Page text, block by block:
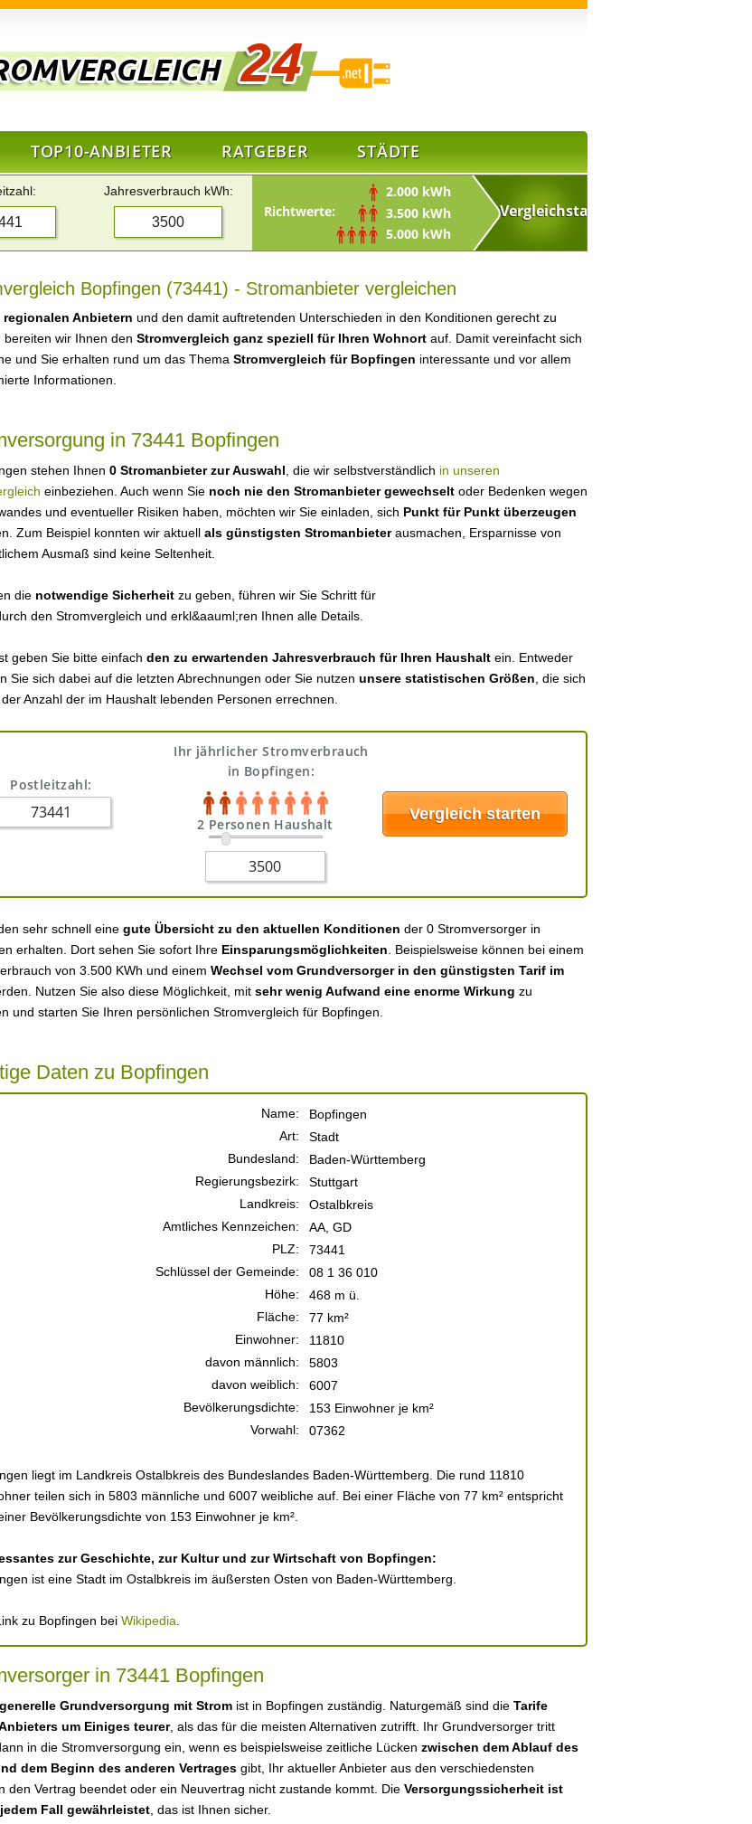
TOP10-ANBIETER RATGEBER STÄDTE
Jahresverbrauch kWh:
Richtwerte:
2.000 kWh
3.500 kWh
5.000 kWh
Bopfingen (73441) - Stromanbieter vergleichen
regionalen Anbietern und den damit auftretenden Unterschieden in den Konditionen gerecht zu
bereiten wir Ihnen den Stromvergleich ganz speziell für Ihren Wohnort auf. Damit vereinfacht sich
und Sie erhalten rund um das Thema Stromvergleich für Bopfingen interessante und vor allem
Informationen.
in 73441 Bopfingen
stehen Ihnen 0 Stromanbieter zur Auswahl , die wir selbstverständlich in unseren
einbeziehen. Auch wenn Sie noch nie den Stromanbieter gewechselt oder Bedenken wegen
und eventueller Risiken haben, möchten wir Sie einladen, sich Punkt für Punkt überzeugen
Zum Beispiel konnten wir aktuell als günstigsten Stromanbieterausmachen, Ersparnisse von
Ausmaß sind keine Seltenheit.
die notwendige Sicherheit zu geben, führen wir Sie Schritt für
den Stromvergleich und erkl&aauml;ren Ihnen alle Details.
geben Sie bitte einfach den zu erwartenden Jahresverbrauch für Ihren Haushalt ein. Entweder
Sie sich dabei auf die letzten Abrechnungen oder Sie nutzen unsere statistischen Größen , die sich
Anzahl der im Haushalt lebenden Personen errechnen.
Postleitzahl:
Ihr jährlicher Stromverbrauch
in Bopfingen:
2 Personen Haushalt
sehr schnell eine gute Übersicht zu den aktuellen Konditionen der 0 Stromversorger in
erhalten. Dort sehen Sie sofort Ihre Einsparungsmöglichkeiten . Beispielsweise können bei einem
von 3.500 KWh und einem Wechsel vom Grundversorger in den günstigsten Tarif im
Nutzen Sie also diese Möglichkeit, mit sehr wenig Aufwand eine enorme Wirkung zu
und starten Sie Ihren persönlichen Stromvergleich für Bopfingen.
Daten zu Bopfingen
Name:
Bopfingen
Art:
Stadt
Bundesland:
Baden-Württemberg
Regierungsbezirk:
Stuttgart
Landkreis:
Ostalbkreis
Amtliches Kennzeichen:
AA, GD
PLZ:
73441
Schlüssel der Gemeinde:
08 1 36 010
Höhe:
468 m ü.
Fläche:
77 km²
Einwohner:
11810
davon männlich:
5803
davon weiblich:
6007
Bevölkerungsdichte:
153 Einwohner je km²
Vorwahl:
07362
liegt im Landkreis Ostalbkreis des Bundeslandes Baden-Württemberg. Die rund 11810
teilen sich in 5803 männliche und 6007 weibliche auf. Bei einer Fläche von 77 km² entspricht
Bevölkerungsdichte von 153 Einwohner je km².
zur Geschichte, zur Kultur und zur Wirtschaft von Bopfingen:
ist eine Stadt im Ostalbkreis im äußersten Osten von Baden-Württemberg.
zu Bopfingen bei Wikipedia
in 73441 Bopfingen
generelle Grundversorgung mit Strom ist in Bopfingen zuständig. Naturgemäß sind die Tarife
um Einiges teurer, als das für die meisten Alternativen zutrifft. Ihr Grundversorger tritt
in die Stromversorgung ein, wenn es beispielsweise zeitliche Lücken zwischen dem Ablauf des
dem Beginn des anderen Vertrages gibt, Ihr aktueller Anbieter aus den verschiedensten
den Vertrag beendet oder ein Neuvertrag nicht zustande kommt. Die Versorgungssicherheit ist
Fall gewährleistet , das ist Ihnen sicher.